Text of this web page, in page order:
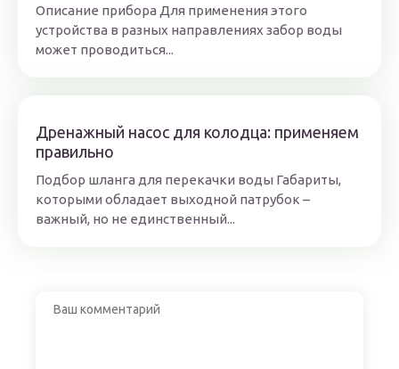
Описание прибора Для применения этого
устройства в разных направлениях забор воды
может проводиться...
Дренажный насос для колодца: применяем
правильно
Подбор шланга для перекачки воды Габариты,
которыми обладает выходной патрубок –
важный, но не единственный...